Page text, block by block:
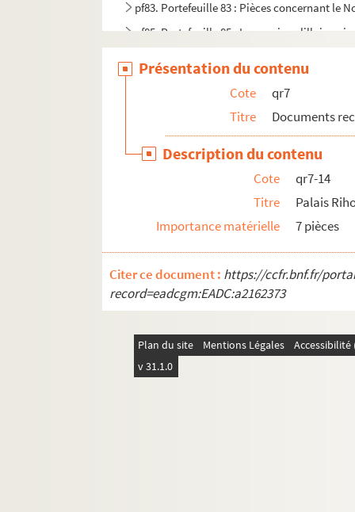
pf83. Portefeuille 83 : Pièces concernant le
pf85. Portefeuille 85 : Impressions lilloises,
Présentation du contenu
Cote
qr7
Titre
Documents
Description du contenu
Cote
qr7-14
Titre
Palais
Importance matérielle
7 pièces
Citer ce document : https://ccfr.bnf.fr/
record=eadcgm:EADC:a2162373
Plan du site Mentions Légales
v 31.1.0